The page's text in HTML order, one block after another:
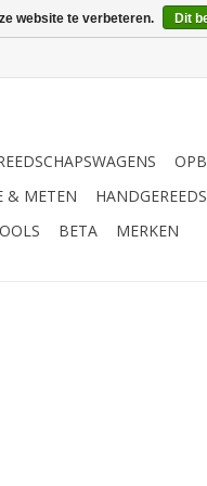
& METEN
BETA MERKEN
website te verbeteren. Dit